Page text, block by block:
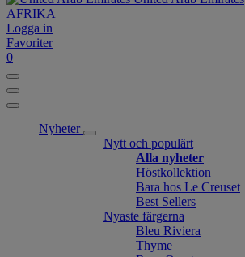
AFRIKA
Logga in
Favoriter
0
Nyheter
Nytt och populärt
Alla nyheter
Höstkollektion
Bara hos Le Creuset
Best Sellers
Nyaste färgerna
Bleu Riviera
Thyme